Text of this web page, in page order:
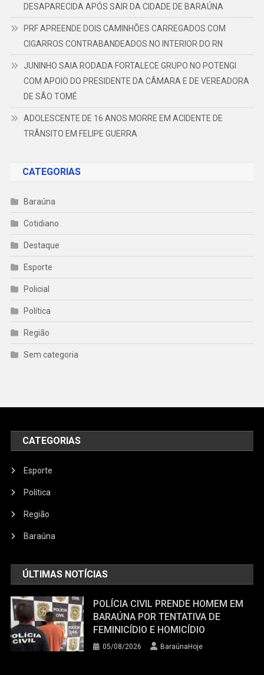
DESAPARECIDA APÓS SAIR DA CIDADE DE BARAÚNA
PRF APREENDE DOIS CAMINHÕES CARREGADOS COM
CIGARROS CONTRABANDEADOS NO INTERIOR DO RN
JUNINHO SAIA RODADA FORTALECE GRUPO NO POTENGI
COM APOIO DO PRESIDENTE DA CÂMARA E DE VEREADORA
DE SÃO TOMÉ
ADOLESCENTE DE 16 ANOS MORRE EM ACIDENTE DE
TRÂNSITO EM FELIPE GUERRA
CATEGORIAS
Baraúna
Cotidiano
Destaque
Esporte
Policial
Política
Região
Sem categoria
CATEGORIAS
Esporte
Política
Região
Baraúna
ÚLTIMAS NOTÍCIAS
POLÍCIA CIVIL PRENDE HOMEM EM
BARAÚNA POR TENTATIVA DE
FEMINICÍDIO E HOMICÍDIO
05/08/2026 BaraúnaHoje